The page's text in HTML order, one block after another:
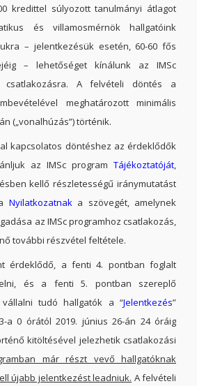
kredittel súlyozott tanulmányi átlagot
és villamosmérnök hallgatóink
– jelentkezésük esetén, 60-60 fős
– lehetőséget kínálunk az IMSc
csatlakozásra. A felvételi döntés a
meghatározott minimális
(„vonalhúzás”) történik.
kapcsolatos döntéshez az érdeklődők
az IMSc program Tájékoztatóját,
kellő részletességű iránymutatást
Nyilatkozatnaka szövegét, amelynek
az IMSc programhoz csatlakozás,
további részvétel feltétele.
a fenti 4. pontban foglalt
és a fenti 5. pontban szereplő
tudó hallgatók a “Jelentkezés”
a 0 órától 2019. június 26-án 24 óráig
kitöltésével jelezhetik csatlakozási
már részt vevő hallgatóknak
újabb jelentkezést leadniuk. A felvételi